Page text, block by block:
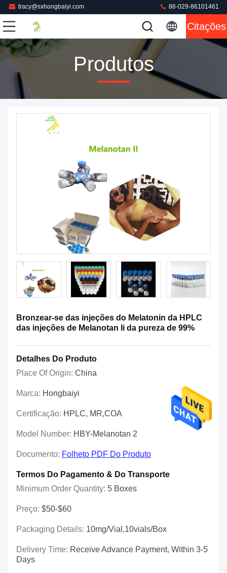
tracy@sxhongbaiyi.com 86-029-86101461
Citações
Produtos
Bronzear-se das injeções do Melatonin da HPLC
das injeções de Melanotan Ii da pureza de 99%
Detalhes Do Produto
Place Of Origin: China
Marca: Hongbaiyi
Certificação: HPLC, MR,COA
Model Number: HBY-Melanotan 2
Documento: Folheto PDF Do Produto
Termos Do Pagamento & Do Transporte
Minimum Order Quantity: 5 Boxes
Preço: $50-$60
Packaging Details: 10mg/vial,10vials/box
Delivery Time: Receive Advance Payment, Within 3-5
Days